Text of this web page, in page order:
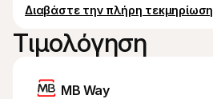
Διαβάστε την πλήρη τεκμηρίωση
Τιμολόγηση
MB Way